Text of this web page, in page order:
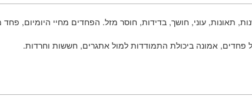
תאונות, עוני, חושך, בדידות, חוסר מזל. הפחדים מחיי היומיום,
פחדים, אמונה ביכולת התמודדות למול אתגרים, חששות וחרדות.